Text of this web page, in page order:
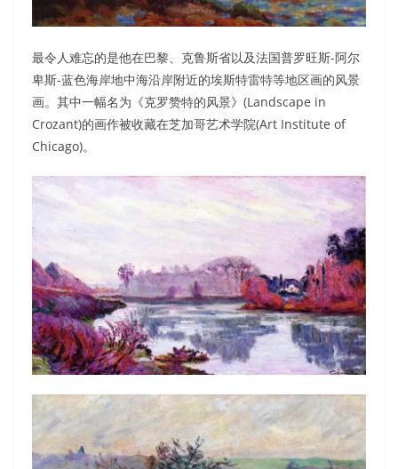
最令人难忘的是他在巴黎、克鲁斯省以及法国普罗旺斯-阿尔
卑斯-蓝色海岸地中海沿岸附近的埃斯特雷特等地区画的风景
画。其中一幅名为《克罗赞特的风景》(Landscape in
Crozant)的画作被收藏在芝加哥艺术学院(Art Institute of
Chicago)。